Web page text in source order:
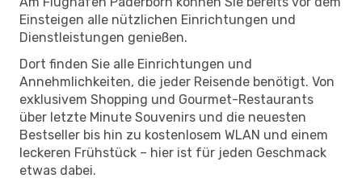
Einsteigen alle nützlichen Einrichtungen und
Dienstleistungen genießen.
Dort finden Sie alle Einrichtungen und
Annehmlichkeiten, die jeder Reisende benötigt. Von
exklusivem Shopping und Gourmet-Restaurants
über letzte Minute Souvenirs und die neuesten
Bestseller bis hin zu kostenlosem WLAN und einem
leckeren Frühstück – hier ist für jeden Geschmack
etwas dabei.